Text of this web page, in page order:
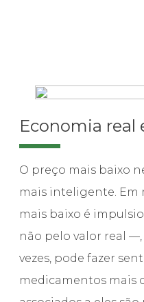
Economia real
O preço mais baixo
mais inteligente. Em
mais baixo é
não pelo valor real
vezes, pode fazer
medicamentos mais